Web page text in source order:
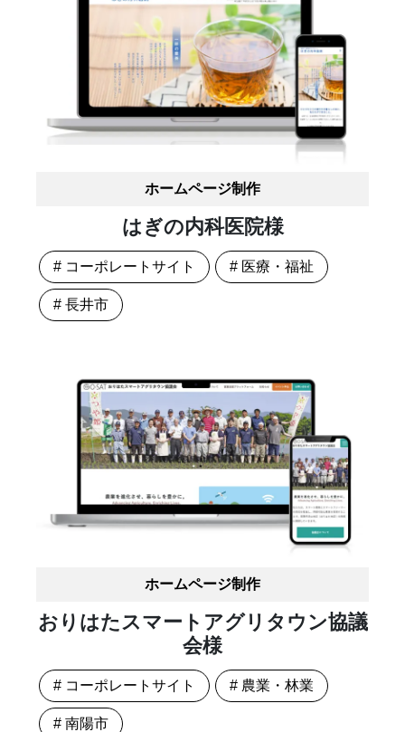
ホームページ制作
はぎの内科医院様
# コーポレートサイト # 医療・福祉
# 長井市
ホームページ制作
おりはたスマートアグリタウン協議
会様
# コーポレートサイト # 農業・林業
# 南陽市